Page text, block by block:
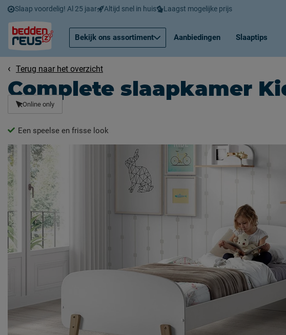
Slaap voordelig! Al 25 jaar Altijd snel in huis Laagst mogelijke prijs
Bekijk ons assortiment Aanbiedingen Slaaptips
Terug naar het overzicht
Complete slaapkamer
Online only
Een speelse en frisse look